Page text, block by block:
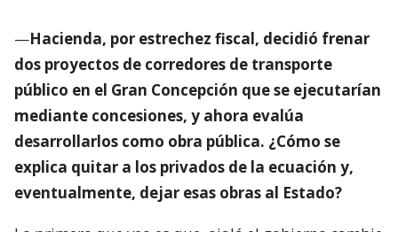
—Hacienda, por estrechez fiscal, decidió frenar
dos proyectos de corredores de transporte
público en el Gran Concepción que se ejecutarían
mediante concesiones, y ahora evalúa
desarrollarlos como obra pública. ¿Cómo se
explica quitar a los privados de la ecuación y,
eventualmente, dejar esas obras al Estado?